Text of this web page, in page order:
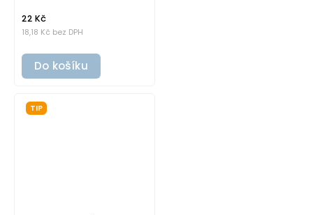
potravinové dózy
18,18 Kč bez DPH
22 Kč
Do košíku
TIP